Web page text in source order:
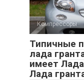
Компрессоры
Типичные
лада
имеет
Лада